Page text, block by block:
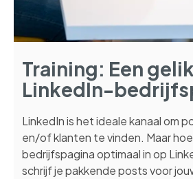
Training: Een
LinkedIn-
LinkedIn is het ideale kanaal om
en/of klanten te vinden. Maar
bedrijfspagina optimaal in op
schrijf je pakkende posts voor